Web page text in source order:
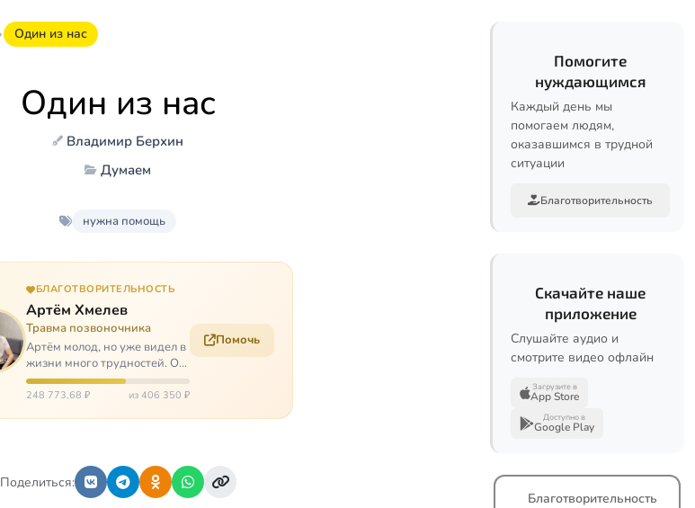
Один из нас
Один из нас
Владимир Берхин
Думаем
нужна помощь
БЛАГОТВОРИТЕЛЬНОСТЬ
Артём Хмелев
Травма позвоночника
Артём молод, но уже видел в
жизни много трудностей. Он
сирота, привык заботится о
себе сам, но, когда случилось
248 773,68 ₽ из 406 350 ₽
Помочь
Поделиться:
Помогите
нуждающимся
Каждый день мы
помогаем людям,
оказавшимся в трудной
ситуации
Благотворительность
Скачайте наше
приложение
Слушайте аудио и
смотрите видео офлайн
Загрузите в
App Store
Доступно в
Google Play
Благотворительность